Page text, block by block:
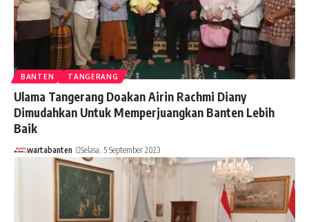
BANTEN TANGERANG
Ulama Tangerang Doakan Airin Rachmi Diany
Dimudahkan Untuk Memperjuangkan Banten Lebih
Baik
wartabanten Selasa, 5 September 2023